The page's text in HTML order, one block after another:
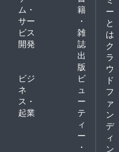
ム・
サー
ビス
開発
籍
・
雑
誌
出
版
ビジ
ネ
ス・
起業
ビ
ュ
ー
テ
ィ
ー
・
ー
と
は
ク
ラ
ウ
ド
フ
ァ
ン
デ
ィ
ン